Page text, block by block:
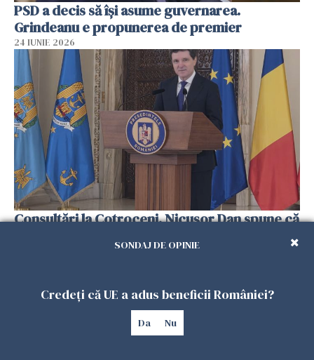
PSD a decis să îşi asume guvernarea.
Grindeanu e propunerea de premier
24 IUNIE 2026
Consultări la Cotroceni. Nicuşor Dan spune că
politic minoritarSONDAJ DE OPINIE
Credeți că UE a adus beneficii României?
Da Nu